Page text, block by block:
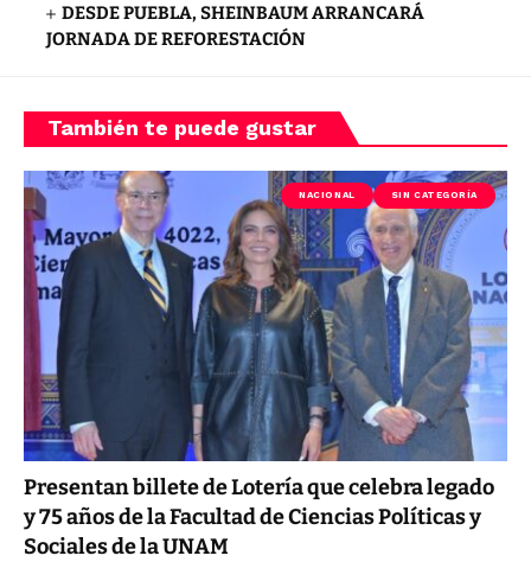
DESDE PUEBLA, SHEINBAUM ARRANCARÁ
JORNADA DE REFORESTACIÓN
También te puede gustar
NACIONAL SIN CATEGORÍA
Presentan billete de Lotería que celebra legado
y 75 años de la Facultad de Ciencias Políticas y
Sociales de la UNAM